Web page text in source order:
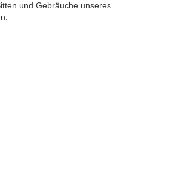
und Gebräuche unseres